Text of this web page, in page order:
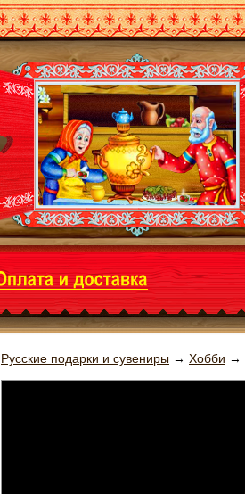
Русские подарки и сувениры → Хобби →